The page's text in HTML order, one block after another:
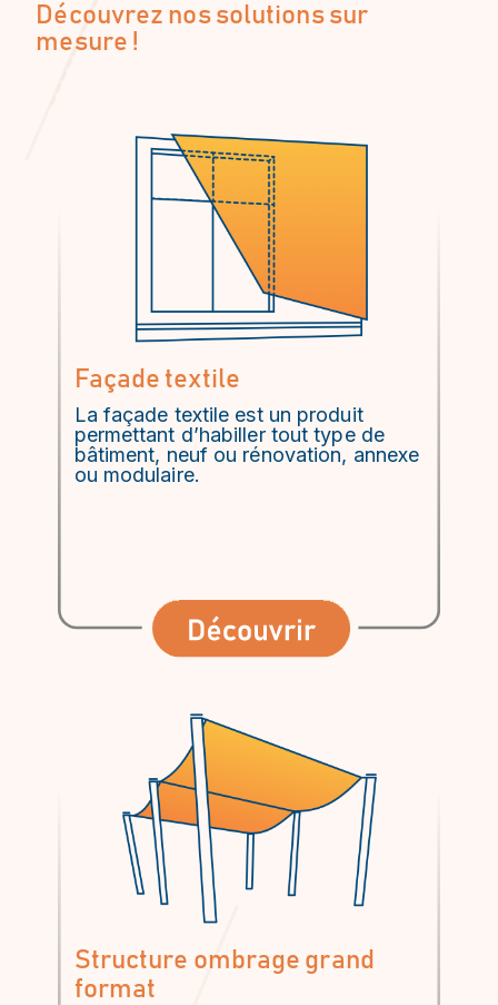
Découvrez nos solutions sur
mesure !
Façade textile
La façade textile est un produit
permettant d’habiller tout type de
bâtiment, neuf ou rénovation, annexe
ou modulaire.
Structure ombrage grand
format